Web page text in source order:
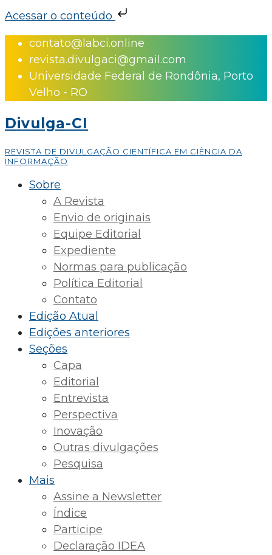
Acessar o conteúdo
Skip
content
contato@labci.online
revista.divulgaci@gmail.com
Universidade Federal de Rondônia, Porto
Velho - RO
Divulga-CI
REVISTA DE DIVULGAÇÃO CIENTÍFICA EM CIÊNCIA DA
INFORMAÇÃO
Sobre
A Revista
Envio de originais
Equipe Editorial
Expediente
Normas para publicação
Política Editorial
Contato
Edição Atual
Edições anteriores
Seções
Capa
Editorial
Entrevista
Perspectiva
Inovação
Outras divulgações
Pesquisa
Mais
Assine a Newsletter
Índice
Participe
Declaração IDEA